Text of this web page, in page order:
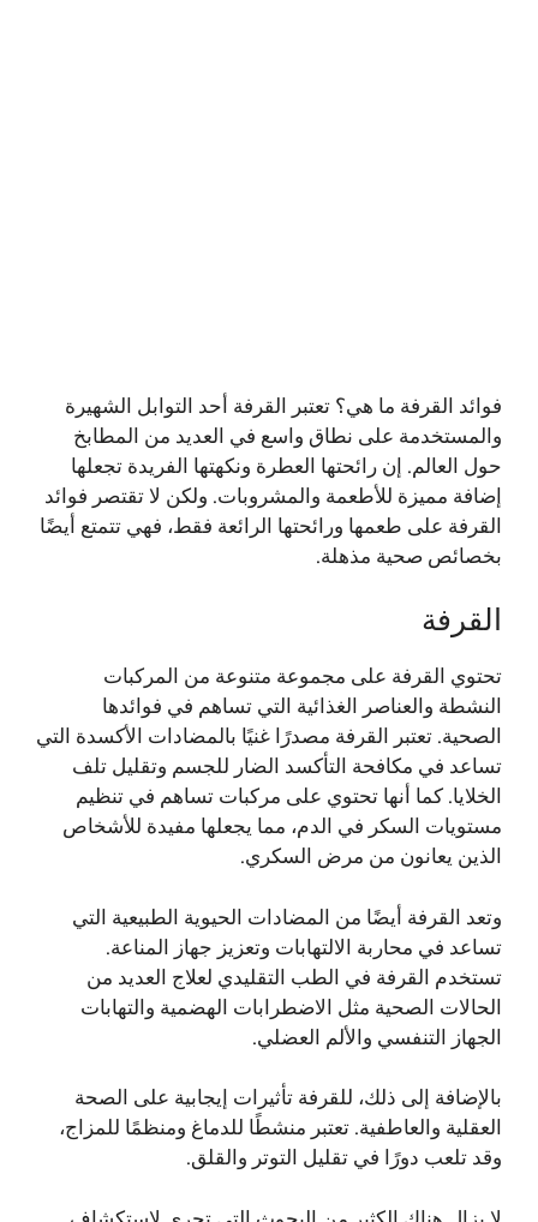
فوائد القرفة ما هي؟ تعتبر القرفة أحد التوابل الشهيرة
والمستخدمة على نطاق واسع في العديد من المطابخ
حول العالم. إن رائحتها العطرة ونكهتها الفريدة تجعلها
إضافة مميزة للأطعمة والمشروبات. ولكن لا تقتصر فوائد
القرفة على طعمها ورائحتها الرائعة فقط، فهي تتمتع أيضًا
بخصائص صحية مذهلة.
القرفة
تحتوي القرفة على مجموعة متنوعة من المركبات
النشطة والعناصر الغذائية التي تساهم في فوائدها
الصحية. تعتبر القرفة مصدرًا غنيًا بالمضادات الأكسدة التي
تساعد في مكافحة التأكسد الضار للجسم وتقليل تلف
الخلايا. كما أنها تحتوي على مركبات تساهم في تنظيم
مستويات السكر في الدم، مما يجعلها مفيدة للأشخاص
الذين يعانون من مرض السكري.
وتعد القرفة أيضًا من المضادات الحيوية الطبيعية التي
تساعد في محاربة الالتهابات وتعزيز جهاز المناعة.
تستخدم القرفة في الطب التقليدي لعلاج العديد من
الحالات الصحية مثل الاضطرابات الهضمية والتهابات
الجهاز التنفسي والألم العضلي.
بالإضافة إلى ذلك، للقرفة تأثيرات إيجابية على الصحة
العقلية والعاطفية. تعتبر منشطًا للدماغ ومنظمًا للمزاج،
وقد تلعب دورًا في تقليل التوتر والقلق.